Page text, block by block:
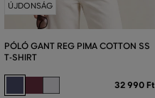
ÚJDONSÁG
PÓLÓ GANT REG PIMA COTTON SS
T-SHIRT
32 990 Ft